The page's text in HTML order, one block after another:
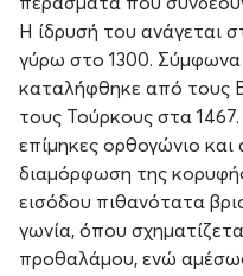
Η ίδρυσή του ανάγεται
γύρω στο 1300. Σύμφωνα
καταλήφθηκε από τους
τους Τούρκους στα
επίμηκες ορθογώνιο και
διαμόρφωση της
εισόδου πιθανότατα
γωνία, όπου
προθαλάμου, ενώ